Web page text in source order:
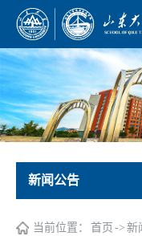
新闻公告
当前位置： 首页 -> 新